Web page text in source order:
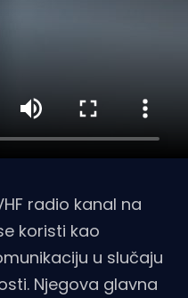
radio kanal na
koristi kao
u slučaju
Njegova glavna